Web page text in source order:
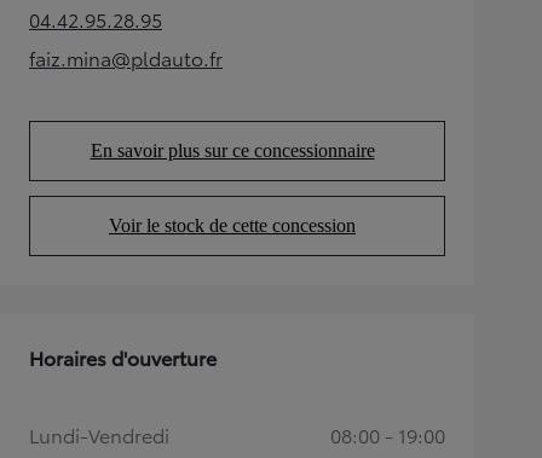
04.42.95.28.95(Opens in new tab)
faiz.mina@pldauto.fr
(Opens in new tab)
En savoir plus sur ce concessionnaire
(Opens in new tab)
Voir le stock de cette concession
(Opens in new tab)
Horaires d'ouverture
Lundi-Vendredi
08:00 - 19:00